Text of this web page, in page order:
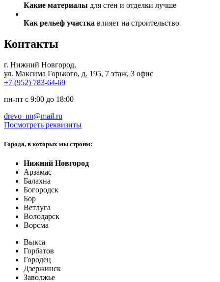
Какие материалы для стен и отделки лучше
Как рельеф участка влияет на строительство
Контакты
г. Нижний Новгород,
ул. Максима Горького, д. 195, 7 этаж, 3 офис
+7 (952) 783-64-69
пн-пт с 9:00 до 18:00
drevo_nn@mail.ru
Посмотреть реквизиты
Города, в которых мы строим:
Нижний Новгород
Арзамас
Балахна
Богородск
Бор
Ветлуга
Володарск
Ворсма
Выкса
Горбатов
Городец
Дзержинск
Заволжье